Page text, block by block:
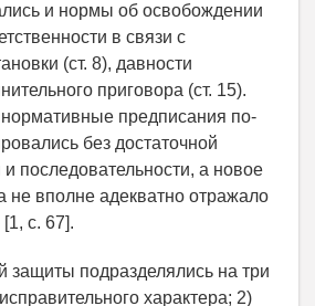
и нормы об освобождении
в связи с
(ст. 8), давности
приговора (ст. 15).
предписания по-
без достаточной
и последовательности, а новое
не вполне адекватно отражало
с. 67].
защиты подразделялись на три
характера; 2)